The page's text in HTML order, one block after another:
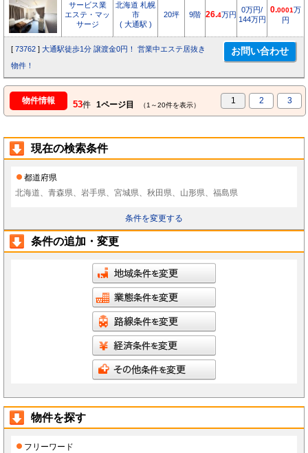
サービス業
エステ・マッ
サージ
北海道 札幌
市
( 大通駅 )
20坪 9階 26.4万円
0万円/
144万円
0.0001万
円
[ 73762 ] 大通駅徒歩1分 譲渡金0円！ 営業中エステ居抜き
物件！
物件情報 53件 1ページ目 （1～20件を表示） 1 2 3
現在の検索条件
都道府県
北海道、青森県、岩手県、宮城県、秋田県、山形県、福島県
条件を変更する
条件の追加・変更
物件を探す
フリーワード